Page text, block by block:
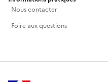
Nous contacter
Foire aux questions